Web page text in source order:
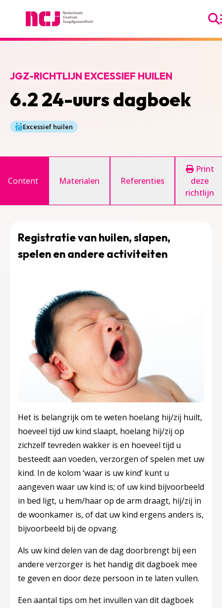
6.2 24-uurs dagboek
JGZ-RICHTLIJN EXCESSIEF HUILEN
Excessief huilen
Content Materialen Referenties
Print
deze
richtlijn
Registratie van huilen, slapen,
spelen en andere activiteiten
Het is belangrijk om te weten hoelang hij/zij huilt,
hoeveel tijd uw kind slaapt, hoelang hij/zij op
zichzelf tevreden wakker is en hoeveel tijd u
besteedt aan voeden, verzorgen of spelen met uw
kind. In de kolom ‘waar is uw kind’ kunt u
aangeven waar uw kind is; of uw kind bijvoorbeeld
in bed ligt, u hem/haar op de arm draagt, hij/zij in
de woonkamer is, of dat uw kind ergens anders is,
bijvoorbeeld bij de opvang.
Als uw kind delen van de dag doorbrengt bij een
andere verzorger is het handig dit dagboek mee
te geven en door deze persoon in te laten vullen.
Een aantal tips om het invullen van dit dagboek